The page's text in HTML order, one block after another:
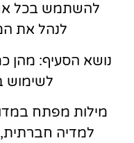
להשתמש בכל
לנהל את
נושא הסעיף: מהן
לשימוש
מילות מפתח
למדיה